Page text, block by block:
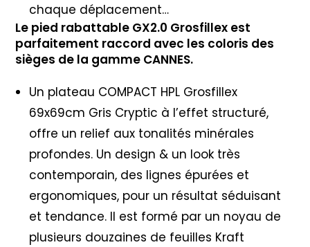
chaque déplacement…
Le pied rabattable GX2.0 Grosfillex est
parfaitement raccord avec les coloris des
sièges de la gamme CANNES.
Un plateau COMPACT HPL Grosfillex
69x69cm Gris Cryptic à l’effet structuré,
offre un relief aux tonalités minérales
profondes. Un design & un look très
contemporain, des lignes épurées et
ergonomiques, pour un résultat séduisant
et tendance. Il est formé par un noyau de
plusieurs douzaines de feuilles Kraft